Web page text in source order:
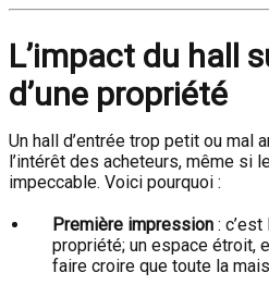
L’impact du hall
d’une propriété
Un hall d’entrée trop petit ou mal
l’intérêt des acheteurs, même si
impeccable. Voici pourquoi :
Première impression :
propriété; un espace étroit,
faire croire que toute la